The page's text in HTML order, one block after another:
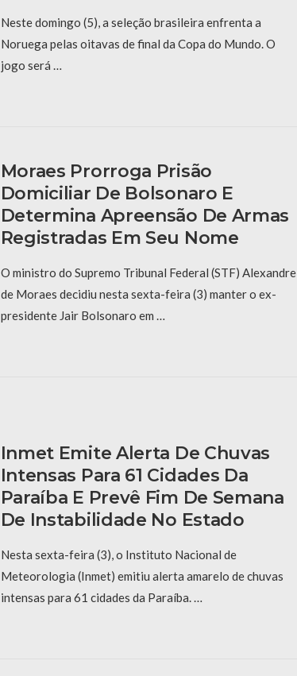
Neste domingo (5), a seleção brasileira enfrenta a
Noruega pelas oitavas de final da Copa do Mundo. O
jogo será …
Moraes Prorroga Prisão
Domiciliar De Bolsonaro E
Determina Apreensão De Armas
Registradas Em Seu Nome
O ministro do Supremo Tribunal Federal (STF) Alexandre
de Moraes decidiu nesta sexta-feira (3) manter o ex-
presidente Jair Bolsonaro em …
Inmet Emite Alerta De Chuvas
Intensas Para 61 Cidades Da
Paraíba E Prevê Fim De Semana
De Instabilidade No Estado
Nesta sexta-feira (3), o Instituto Nacional de
Meteorologia (Inmet) emitiu alerta amarelo de chuvas
intensas para 61 cidades da Paraíba. …